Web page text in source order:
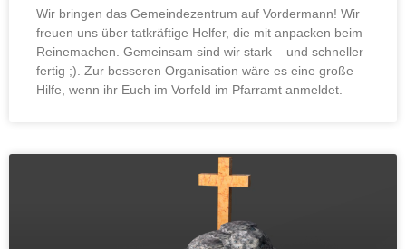
Wir bringen das Gemeindezentrum auf Vordermann! Wir
freuen uns über tatkräftige Helfer, die mit anpacken beim
Reinemachen. Gemeinsam sind wir stark – und schneller
fertig ;). Zur besseren Organisation wäre es eine große
Hilfe, wenn ihr Euch im Vorfeld im Pfarramt anmeldet.